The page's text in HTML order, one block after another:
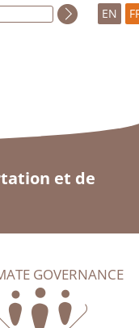
EN
et de
GOVERNANCE